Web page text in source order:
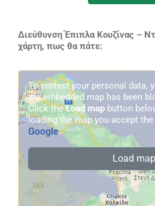
Διεύθυνση Έπιπλα Κουζίνας –
χάρτη, πως θα πάτε:
To protect your personal data,
the embedded map has been
Click theLoad map button
loading the map you accept
Google.
Load map